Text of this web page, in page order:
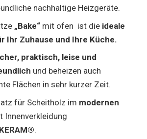
nachhaltige Heizgeräte.
„Bake“ mit ofen ist die ideale
Ihr Zuhause und Ihre Küche.
praktisch, leise und
und beheizen auch
Flächen in sehr kurzer Zeit.
für Scheitholz im modernen
Innenverkleidung
.